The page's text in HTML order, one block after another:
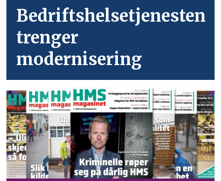
Bedriftshelsetjenesten
trenger
modernisering